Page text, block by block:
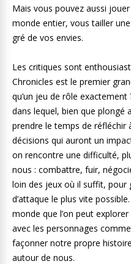
Mais vous pouvez aussi
monde entier, vous tailler
gré de vos envies.
Les critiques sont
Chronicles est le premier
qu’un jeu de rôle exactement
dans lequel, bien que plongé
prendre le temps de réfléchir
décisions qui auront un
on rencontre une difficulté,
nous : combattre, fuir,
loin des jeux où il suffit, pour
d’attaque le plus vite
monde que l’on peut
avec les personnages
façonner notre propre
autour de nous.